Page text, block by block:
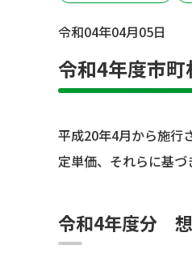
令和04年04月05日
令和4年度市町
平成20年4月から施行
定単価、それらに基づ
令和4年度分 想